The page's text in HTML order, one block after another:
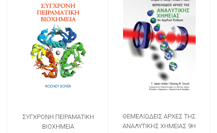
ΣΎΓΧΡΟΝΗ ΠΕΙΡΑΜΑΤΙΚΉ
ΒΙΟΧΗΜΕΊΑ
ΘΕΜΕΛΙΏΔΕΙΣ ΑΡΧΈΣ ΤΗΣ
ΑΝΑΛΥΤΙΚΉΣ ΧΗΜΕΊΑΣ 9Η